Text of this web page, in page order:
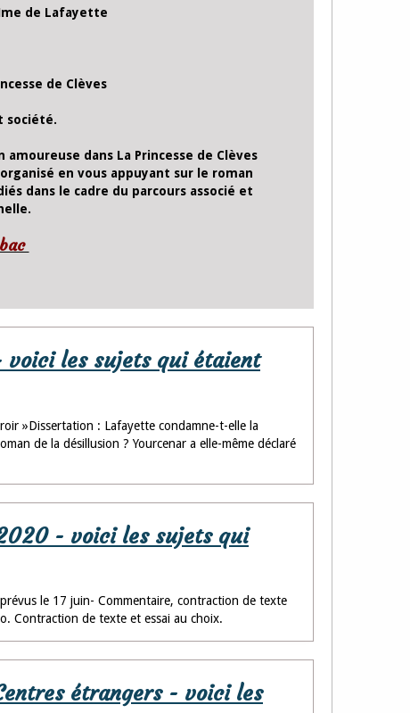
de Lafayette
de Clèves
société.
dans La Princesse de Clèves
en vous appuyant sur le roman
dans le cadre du parcours associé et
voici les sujets qui étaient
»Dissertation : Lafayette condamne-t-elle la
de la désillusion ? Yourcenar a elle-même déclaré
- voici les sujets qui
le 17 juin- Commentaire, contraction de texte
Contraction de texte et essai au choix.
étrangers - voici les